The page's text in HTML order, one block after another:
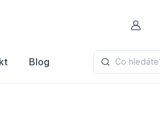
Můj
Blog Co